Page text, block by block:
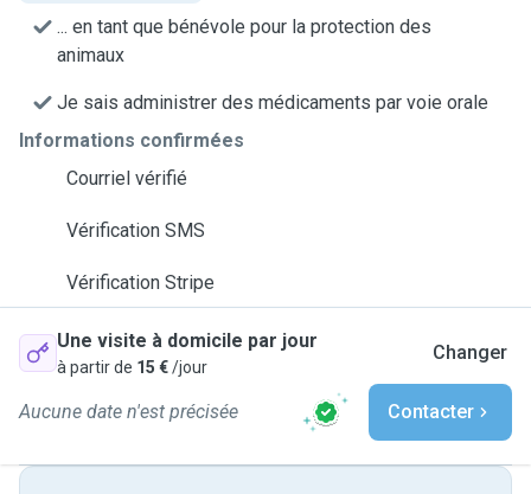
... en tant que bénévole pour la protection des
animaux
Je sais administrer des médicaments par voie orale
Informations confirmées
Courriel vérifié
Vérification SMS
Vérification Stripe
Une visite à domicile par jour
à partir de 15 €/jour
Changer
Aucune date n'est précisée Contacter